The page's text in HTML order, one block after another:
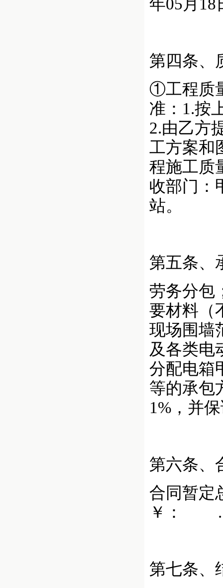
年05月18
第四条、
①工程质
准：1.按
2.由乙方
工方案和
程施工质
收部门：
站。
第五条、
劳务分包
要材料（
现场围墙
及各类电
分配电箱
等的承包
1%，并
第六条、
合同暂
￥： .
第七条、